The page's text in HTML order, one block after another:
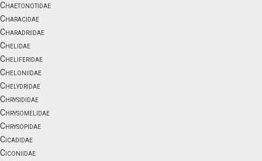
Chaetonotidae
Characidae
Charadriidae
Chelidae
Cheliferidae
Cheloniidae
Chelydridae
Chrysididae
Chrysomelidae
Chrysopidae
Cicadidae
Ciconiidae